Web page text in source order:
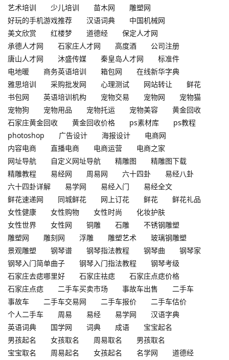
艺术培训
少儿培训 苗木网
雕塑网
好玩的手机游戏推荐
汉语词典
中国机械网
美文欣赏
红楼梦 道德经
保定人才网
承德人才网
石家庄人才网 高度酒
公司注册
唐山人才网
沐盛传媒 秦皇岛人才网
标准件
电地暖
商务英语培训 箱包网
在线新华字典
雅思培训
采购批发网 心理测试 网站转让
鲜花
书包网
英语培训机构 宠物交易 宠物网
宠物猫
宠物狗
宠物用品 宠物托运 宠物美容
黄金回收
石家庄黄金回收
黄金回收价格 ps素材库
ps教程
photoshop
广告设计 海报设计
电商网
内容电商
直播电商 电商运营
电商之家
网址导航
自定义网址导航 精雕图
精雕图下载
精雕教程
易经网 周易网 六十四卦
易经八卦
六十四卦详解
易学网 易经入门
易经全文
鲜花速递网
同城鲜花 网上订花 鲜花
鲜花礼品
女性健康
女性购物 女性时尚
化妆护肤
女性世界
女性网 铜雕 石雕
不锈钢雕塑
雕塑网
雕刻网 浮雕 雕塑艺术
玻璃钢雕塑
景观雕塑
钢琴谱 钢琴指法教程 钢琴曲
钢琴家
钢琴入门简单曲子
钢琴入门指法教程
钢琴考级
石家庄去痣哪里好
石家庄祛痣
石家庄点痣价格
石家庄点痣
二手车买卖市场 事故车出售
二手车
事故车
二手车交易网 二手车报价
二手车估价
个人二手车
周易 易经 易学网
汉语字典
英语词典
国学网 词典 成语
宝宝起名
男孩起名
女孩取名 周易取名
男孩取名
宝宝取名
周易起名 女孩起名 名学网
道德经